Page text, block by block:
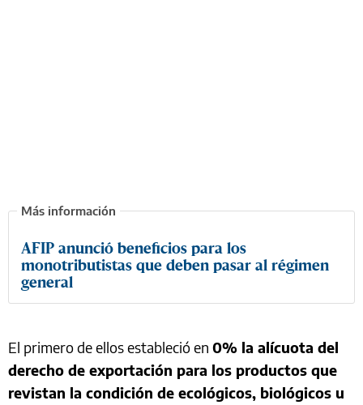
AFIP anunció beneficios para los
monotributistas que deben pasar al régimen
general
El primero de ellos estableció en 0% la alícuota del
derecho de exportación para los productos que
revistan la condición de ecológicos, biológicos u